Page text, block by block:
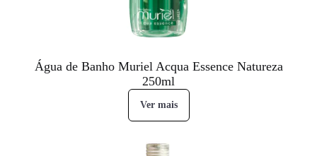
Água de Banho Muriel Acqua Essence Natureza
250ml
Ver mais